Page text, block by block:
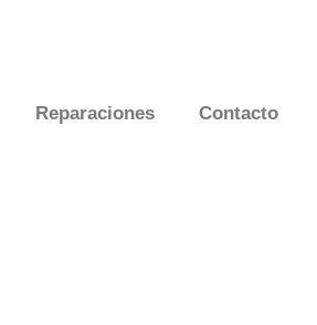
Reparaciones Contacto